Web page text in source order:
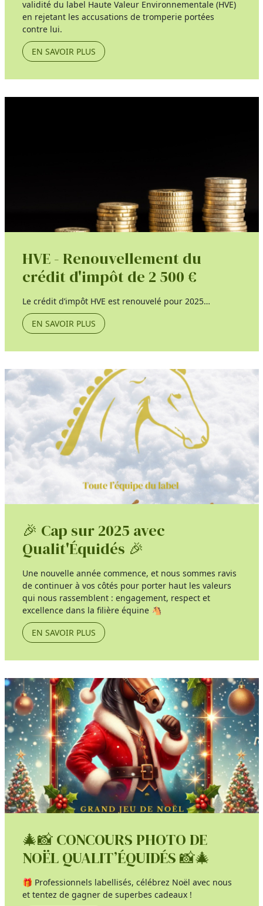
validité du label Haute Valeur Environnementale (HVE)
en rejetant les accusations de tromperie portées
contre lui.
EN SAVOIR PLUS
HVE - Renouvellement du
crédit d'impôt de 2 500 €
Le crédit d’impôt HVE est renouvelé pour 2025…
EN SAVOIR PLUS
🎉 Cap sur 2025 avec
Qualit'Équidés 🎉
Une nouvelle année commence, et nous sommes ravis
de continuer à vos côtés pour porter haut les valeurs
qui nous rassemblent : engagement, respect et
excellence dans la filière équine 🐴
EN SAVOIR PLUS
🎄📸 CONCOURS PHOTO DE
NOËL QUALIT’ÉQUIDÉS 📸🎄
🎁 Professionnels labellisés, célébrez Noël avec nous
et tentez de gagner de superbes cadeaux !